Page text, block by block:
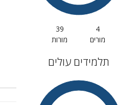
4
מורים
39
מורות
תלמידים עולים